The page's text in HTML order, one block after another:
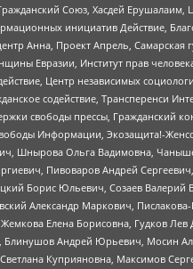
Союз, Хасдей Ерушалаим,
инициатив Действие,
Анна, Проект Апрель, Самарская
Евразии, Институт прав
Центр независимых
содействие, Трансперенси
свободы прессы, Гражданский
Информации, Экозащита!-
Шнырова Ольга Вадимовна,
Пивоваров Андрей
Борис Юльевич, Созаев Валерий
Александр Маркович,
Елена Борисовна, Гудков
Блинушов Андрей Юрьевич, Мосин
Куприяновна, Максимов